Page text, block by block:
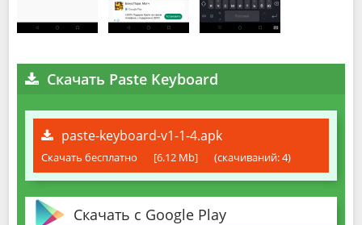
Скачать Paste Keyboard
paste-keyboard-v1-1-4.apk
Скачать бесплатно [6.12 Mb] (cкачиваний: 4)
Скачать с Google Play